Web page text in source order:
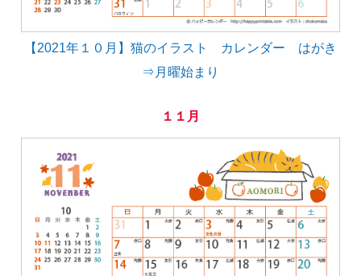
【2021年１０月】猫のイラスト カレンダー はがき
⇒月曜始まり
１１月